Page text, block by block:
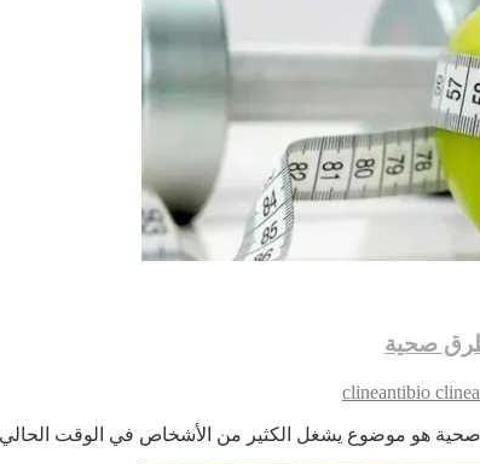
صحية
clineantibio
on
تخسيس
هو موضوع يشغل الكثير من الأشخاص في الوقت